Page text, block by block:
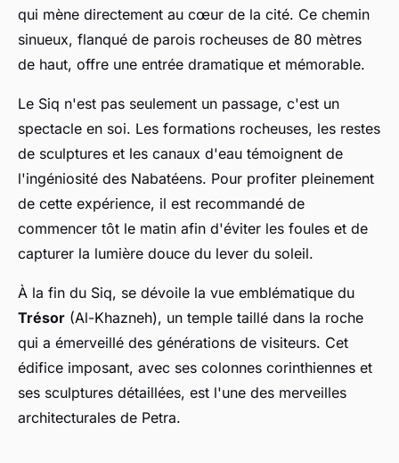
qui mène directement au cœur de la cité. Ce chemin
sinueux, flanqué de parois rocheuses de 80 mètres
de haut, offre une entrée dramatique et mémorable.
Le Siq n'est pas seulement un passage, c'est un
spectacle en soi. Les formations rocheuses, les restes
de sculptures et les canaux d'eau témoignent de
l'ingéniosité des Nabatéens. Pour profiter pleinement
de cette expérience, il est recommandé de
commencer tôt le matin afin d'éviter les foules et de
capturer la lumière douce du lever du soleil.
À la fin du Siq, se dévoile la vue emblématique du
Trésor (Al-Khazneh), un temple taillé dans la roche
qui a émerveillé des générations de visiteurs. Cet
édifice imposant, avec ses colonnes corinthiennes et
ses sculptures détaillées, est l'une des merveilles
architecturales de Petra.